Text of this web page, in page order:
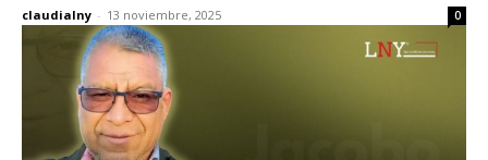
claudialny - 13 noviembre, 2025 0